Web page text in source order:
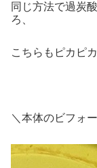
同じ方法で過炭
ろ、
こちらもピカピ
＼本体のビフォ